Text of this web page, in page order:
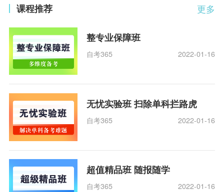
更多
课程推荐
整专业保障班
自考365 2022-01-16
无忧实验班 扫除单科拦路虎
自考365 2022-01-16
超值精品班 随报随学
自考365 2022-01-16